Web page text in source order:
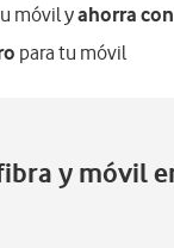
móvil yahorra
para tu móvil
y móvil